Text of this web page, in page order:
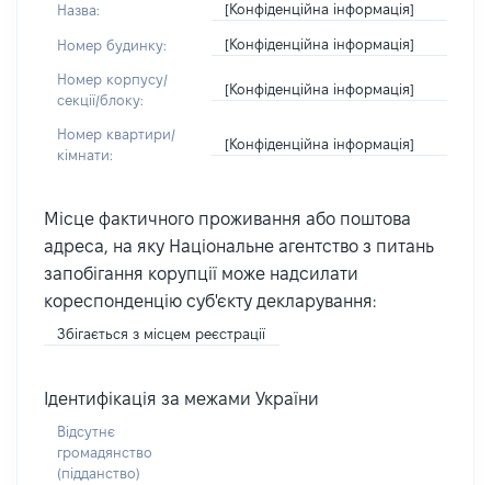
Назва: [Конфіденційна інформація]
Номер будинку: [Конфіденційна інформація]
Номер корпусу/
секції/блоку:
[Конфіденційна інформація]
Номер квартири/
кімнати:
[Конфіденційна інформація]
Місце фактичного проживання або поштова
адреса, на яку Національне агентство з питань
запобігання корупції може надсилати
кореспонденцію суб'єкту декларування:
Збігається з місцем реєстрації
Ідентифікація за межами України
Відсутнє
громадянство
(підданство)